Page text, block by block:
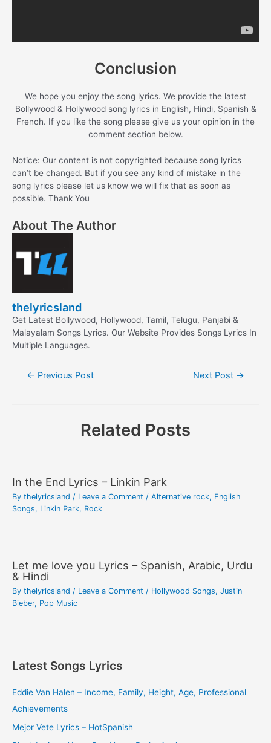
Conclusion
We hope you enjoy the song lyrics. We provide the latest
Bollywood & Hollywood song lyrics in English, Hindi, Spanish &
French. If you like the song please give us your opinion in the
comment section below.
Notice: Our content is not copyrighted because song lyrics
can’t be changed. But if you see any kind of mistake in the
song lyrics please let us know we will fix that as soon as
possible. Thank You
About The Author
thelyricsland
Get Latest Bollywood, Hollywood, Tamil, Telugu, Panjabi &
Malayalam Songs Lyrics. Our Website Provides Songs Lyrics In
Multiple Languages.
← Previous Post Next Post →
Related Posts
In the End Lyrics – Linkin Park
By thelyricsland / Leave a Comment / Alternative rock, English
Songs, Linkin Park, Rock
Let me love you Lyrics – Spanish, Arabic, Urdu
& Hindi
By thelyricsland / Leave a Comment / Hollywood Songs, Justin
Bieber, Pop Music
Latest Songs Lyrics
Eddie Van Halen – Income, Family, Height, Age, Professional
Achievements
Mejor Vete Lyrics – HotSpanish